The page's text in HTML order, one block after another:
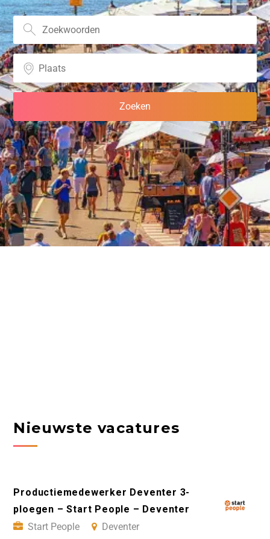
Nieuwste vacatures
Productiemedewerker Deventer 3-
ploegen – Start People – Deventer
Start People
Deventer